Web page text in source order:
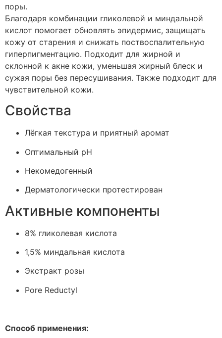
поры.
Благодаря комбинации гликолевой и миндальной
кислот помогает обновлять эпидермис, защищать
кожу от старения и снижать поствоспалительную
гиперпигментацию. Подходит для жирной и
склонной к акне кожи, уменьшая жирный блеск и
сужая поры без пересушивания. Также подходит для
чувствительной кожи.
Свойства
Лёгкая текстура и приятный аромат
Оптимальный pH
Некомедогенный
Дерматологически протестирован
Активные компоненты
8% гликолевая кислота
1,5% миндальная кислота
Экстракт розы
Pore Reductyl
Способ применения: